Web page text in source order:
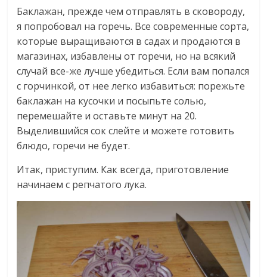
Баклажан, прежде чем отправлять в сковороду,
я попробовал на горечь. Все современные сорта,
которые выращиваются в садах и продаются в
магазинах, избавлены от горечи, но на всякий
случай все-же лучше убедиться. Если вам попался
с горчинкой, от нее легко избавиться: порежьте
баклажан на кусочки и посыпьте солью,
перемешайте и оставьте минут на 20.
Выделившийся сок слейте и можете готовить
блюдо, горечи не будет.
Итак, приступим. Как всегда, приготовление
начинаем с репчатого лука.